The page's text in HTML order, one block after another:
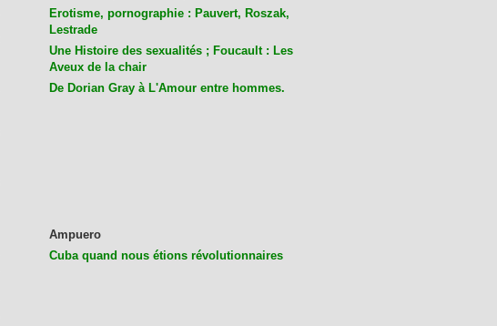
Erotisme, pornographie : Pauvert, Roszak,
Lestrade
Une Histoire des sexualités ; Foucault : Les
Aveux de la chair
De Dorian Gray à L'Amour entre hommes.
Ampuero
Cuba quand nous étions révolutionnaires